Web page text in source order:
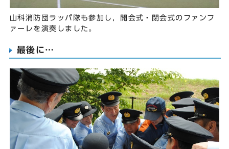
山科消防団ラッパ隊も参加し，開会式・閉会式のファンフ
ァーレを演奏しました。
最後に…